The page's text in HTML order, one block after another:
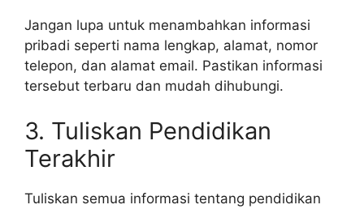
Jangan lupa untuk menambahkan informasi
pribadi seperti nama lengkap, alamat, nomor
telepon, dan alamat email. Pastikan informasi
tersebut terbaru dan mudah dihubungi.
3. Tuliskan Pendidikan
Terakhir
Tuliskan semua informasi tentang pendidikan